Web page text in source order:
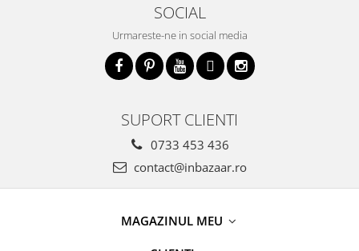
SOCIAL
Urmareste-ne in social media
SUPORT CLIENTI
0733 453 436
contact@inbazaar.ro
MAGAZINUL MEU